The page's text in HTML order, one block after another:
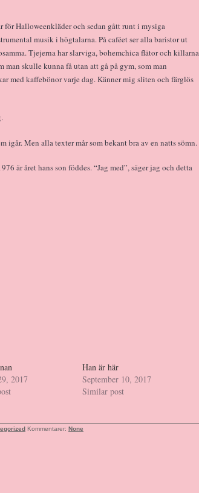
Halloweenkläder och sedan gått runt i mysiga
musik i högtalarna. På caféet ser alla baristor ut
Tjejerna har slarviga, bohemchica flätor och killarna
man skulle kunna få utan att gå på gym, som man
med kaffebönor varje dag. Känner mig sliten och färglös
igår. Men alla texter mår som bekant bra av en natts sömn.
är året hans son föddes. “Jag med”, säger jag och detta
2017
Han är här
September 10, 2017
Similar post
Kommentarer: None